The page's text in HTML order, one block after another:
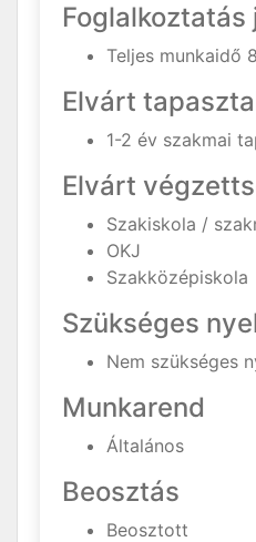
Foglalkoztatás
Teljes munkaidő
Elvárt
1-2 év szakmai
Elvárt
Szakiskola /
OKJ
Szakközépiskola
Szükséges
Nem szükséges
Munkarend
Általános
Beosztás
Beosztott